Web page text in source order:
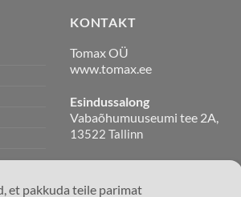
KONTAKT
Tomax OÜ
www.tomax.ee
Esindussalong
Vabaõhumuuseumi tee 2A,
13522 Tallinn
+372 600 3902
info@clinicdress.ee
et pakkuda teile parimat